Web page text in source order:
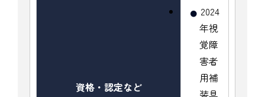
資格・認定など
2024
年視
覚障
害者
用補